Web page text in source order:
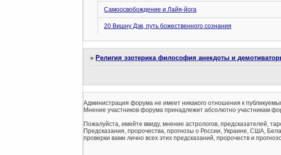
Самоосвобождение и Лайя-йога
20 Вишну Дэв, путь божественного сознания
» Религия эзотерика философия анекдоты и
Администрация форума не имеет никакого отношения к
Мнение участников форума принадлежит абсолютно участникам
Пожалуйста, имейте ввиду, мнение астрологов, предсказателей,
Предсказания, пророчества, прогнозы о России, Украине, США,
проверки вами лично всех этих предсказаний, пророчеств и